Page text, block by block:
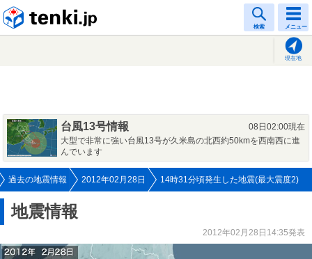
検索 メニュー
現在地
台風13号情報
08日02:00現在
大型で非常に強い台風13号が久米島の北西約50kmを西南西に進
んでいます
過去の地震情報 2012年02月28日 14時31分頃発生した地震(最大震度2)
地震情報
2012年02月28日14:35発表